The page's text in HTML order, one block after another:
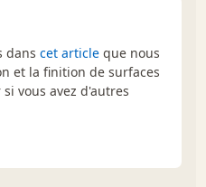
dans cet article que nous
et la finition de surfaces
vous avez d'autres